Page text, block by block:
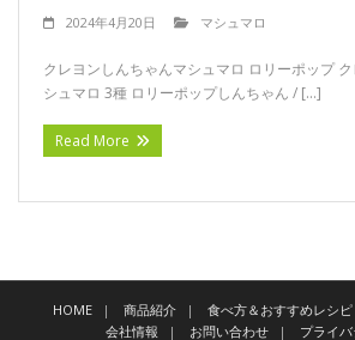
2024年4月20日 マシュマロ
クレヨンしんちゃんマシュマロ ロリーポップ
シュマロ 3種 ロリーポップしんちゃん / […]
Read More
HOME 商品紹介 食べ方＆おすすめレシピ
会社情報
お問い合わせ プライ